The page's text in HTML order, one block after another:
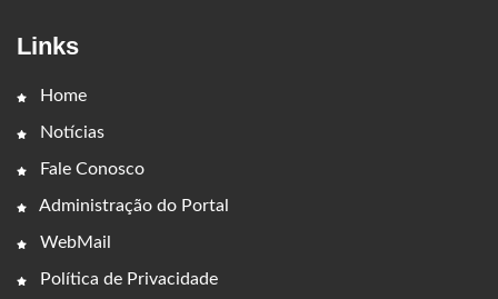
Links
Home
Notícias
Fale Conosco
Administração do Portal
WebMail
Política de Privacidade